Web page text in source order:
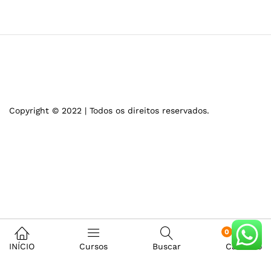
Copyright © 2022 | Todos os direitos reservados.
INÍCIO Cursos Buscar
0
Carrinho